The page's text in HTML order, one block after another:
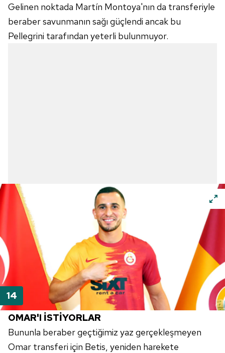
Gelinen noktada Martín Montoya'nın da transferiyle
beraber savunmanın sağı güçlendi ancak bu
Pellegrini tarafından yeterli bulunmuyor.
OMAR'I İSTİYORLAR
Bununla beraber geçtiğimiz yaz gerçekleşmeyen
Omar transferi için Betis, yeniden harekete